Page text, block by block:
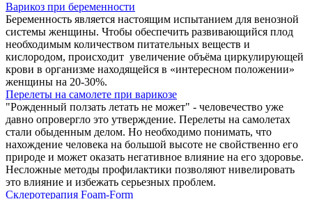
Варикоз при беременности
Беременность является настоящим испытанием для венозной
системы женщины. Чтобы обеспечить развивающийся плод
необходимым количеством питательных веществ и
кислородом, происходит увеличение объёма циркулирующей
крови в организме находящейся в «интересном положении»
женщины на 20-30%.
Перелеты на самолете при варикозе
"Рожденный ползать летать не может" - человечество уже
давно опровергло это утверждение. Перелеты на самолетах
стали обыденным делом. Но необходимо понимать, что
нахождение человека на большой высоте не свойственно его
природе и может оказать негативное влияние на его здоровье.
Несложные методы профилактики позволяют нивелировать
это влияние и избежать серьезных проблем.
Склеротерапия Foam-Form